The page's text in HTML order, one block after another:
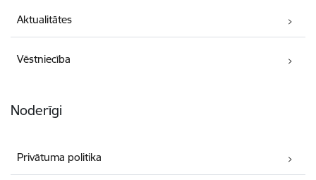
Aktualitātes
Vēstniecība
Noderīgi
Privātuma politika